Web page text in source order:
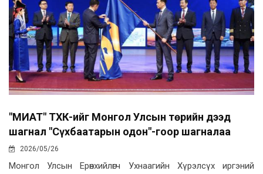
"МИАТ" ТӨХК-ийг Монгол Улсын төрийн дээд
шагнал "Сүхбаатарын одон"-гоор шагналаа
2026/05/26
Монгол Улсын Ерөнхийлөгч Ухнаагийн Хүрэлсүх иргэний